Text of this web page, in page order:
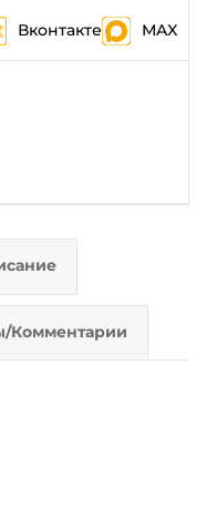
Вконтакте MAX
Комментарии